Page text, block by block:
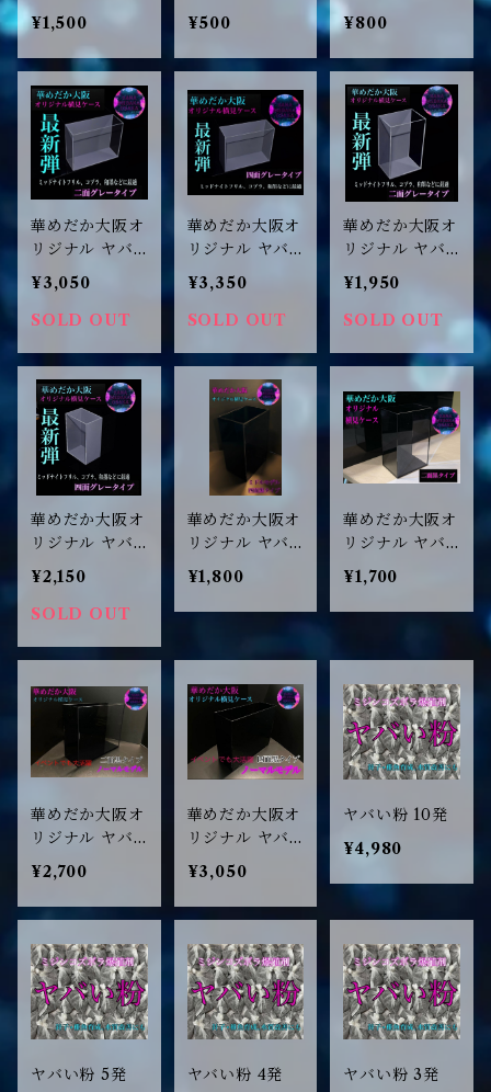
汁』500ml 1本
乳酸菌等3菌MI
X最強エキス！
水質浄化成長促
進針子稚魚致死
率低下効果ア
リ!
¥1,500
汁』100ml 1本
乳酸菌等3菌MI
X最強エキス！
進針子稚魚致死
率低下効果ア
リ!
¥500
気！ヤバい粉エ
サ 20g★ 高タ
ンパクで針子稚
魚を爆速ブリー
ド 成魚・ミジ
ンコにもつかえ
ます♪
¥800
華めだか大阪オ
リジナル ヤバ
いケース GG2
2面グレー
¥3,050
SOLD OUT
華めだか大阪オ
リジナル ヤバ
いケース GG4
4面グレー
¥3,350
SOLD OUT
華めだか大阪オ
リジナル ヤバ
いケース AG2
2面グレー
¥1,950
SOLD OUT
華めだか大阪オ
リジナル ヤバ
いケース AG4
4面グレー
¥2,150
SOLD OUT
華めだか大阪オ
リジナル ヤバ
いケース Aクラ
ス 4面タイプ
¥1,800
華めだか大阪オ
リジナル ヤバ
いケース Aクラ
ス 2面タイプ
¥1,700
華めだか大阪オ
リジナル ヤバ
いケース Gクラ
ス 2面タイプ
¥2,700
華めだか大阪オ
リジナル ヤバ
いケース Gクラ
ス 4面タイプ
¥3,050
ヤバい粉 10発
¥4,980
ヤバい粉 5発
ヤバい粉 4発
ヤバい粉 3発